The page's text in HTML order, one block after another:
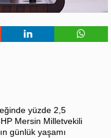
yüzde 2,5
Mersin Milletvekili
günlük yaşamı